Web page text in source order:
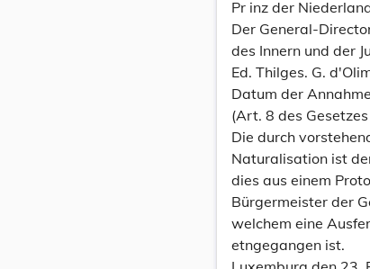
Pr inz der
Der General-
des Innern und der
Ed. Thilges. G.
Datum der
(Art. 8 des
Die durch
Naturalisation ist
dies aus einem
Bürgermeister der
welchem eine
etngegangen ist.